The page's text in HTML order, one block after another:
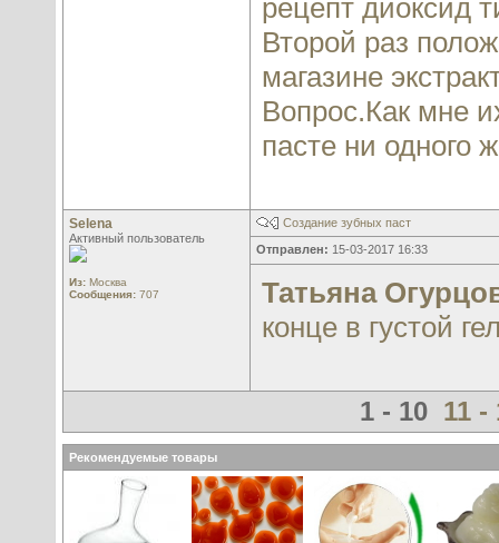
рецепт диоксид
Второй раз
магазине
Вопрос.Как мне
пасте ни одного
Selena
Активный пользователь
Из: Москва
Сообщения: 707
Создание зубных паст
Отправлен: 15-03-2017 16:33
Татьяна
конце в густой
1 - 10 11 -
Рекомендуемые товары